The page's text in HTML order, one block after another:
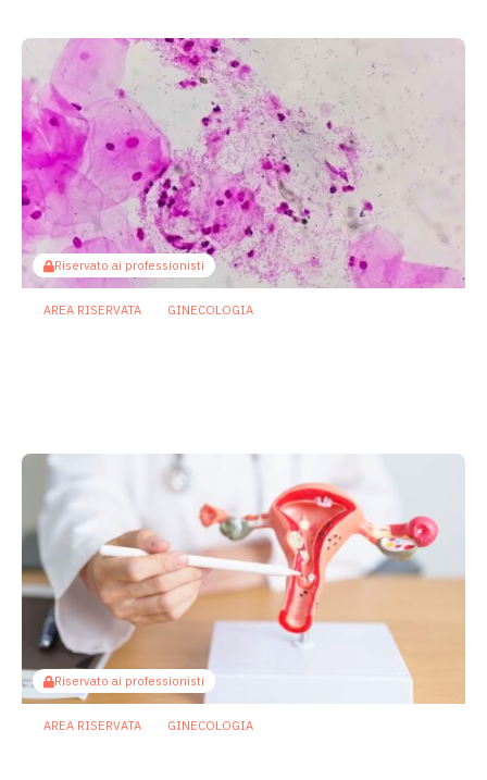
Riservato ai professionisti
AREA RISERVATA GINECOLOGIA
Riservato ai professionisti
AREA RISERVATA GINECOLOGIA